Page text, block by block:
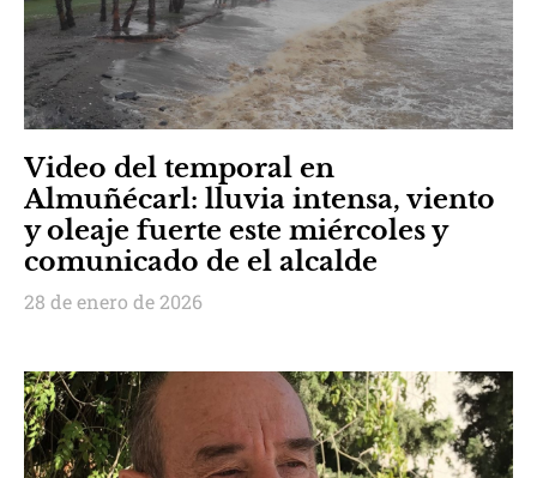
Video del temporal en
Almuñécarl: lluvia intensa, viento
y oleaje fuerte este miércoles y
comunicado de el alcalde
28 de enero de 2026